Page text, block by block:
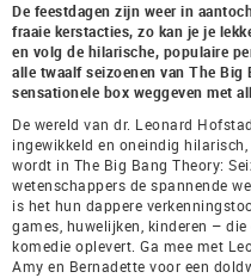
De feestdagen zijn weer in
fraaie kerstacties, zo kan je je
en volg de hilarische, populaire
alle twaalf seizoenen van The Big
sensationele box weggeven met
De wereld van dr. Leonard
ingewikkeld en oneindig
wordt in The Big Bang Theory:
wetenschappers de spannende
is het hun dappere
games, huwelijken, kinderen –
komedie oplevert. Ga mee met
Amy en Bernadette voor een